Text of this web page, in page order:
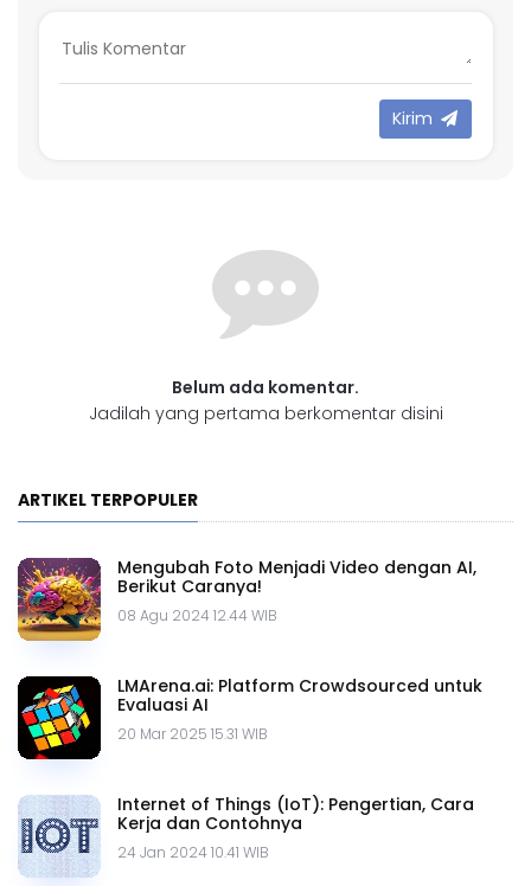
Kirim
Belum ada komentar.
Jadilah yang pertama berkomentar disini
ARTIKEL TERPOPULER
Mengubah Foto Menjadi Video dengan AI,
Berikut Caranya!
08 Agu 2024 12.44 WIB
LMArena.ai: Platform Crowdsourced untuk
Evaluasi AI
20 Mar 2025 15.31 WIB
Internet of Things (IoT): Pengertian, Cara
Kerja dan Contohnya
24 Jan 2024 10.41 WIB